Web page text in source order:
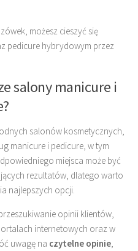
możesz cieszyć się
pedicure hybrydowym przez
salony manicure i
salonów kosmetycznych,
manicure i pedicure, w tym
miejsca może być
rezultatów, dlatego warto
najlepszych opcji.
opinii klientów,
internetowych oraz w
uwagę na czytelne opinie